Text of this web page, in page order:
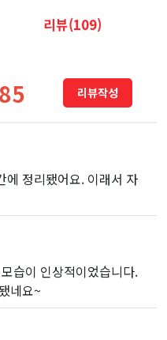
리뷰(109)
리뷰작성
에 정리됐어요. 이래서 자
습이 인상적이었습니다.
네요~